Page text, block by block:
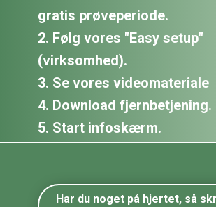
gratis prøveperiode.
2. Følg vores "Easy setup"
(virksomhed).
3. Se vores videomateriale
4. Download fjernbetjening.
5. Start infoskærm.
Har du noget på hjertet, så